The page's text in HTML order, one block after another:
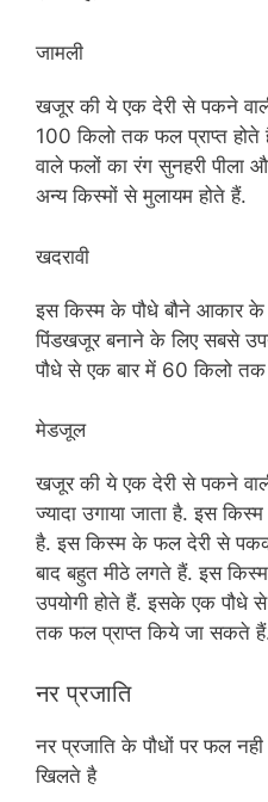
जामली
खजूर की ये एक देरी से पकने
100 किलो तक फल प्राप्त
वाले फलों का रंग सुनहरी पीला
अन्य किस्मों से मुलायम होते हैं.
खदरावी
इस किस्म के पौधे बौने आकार
पिंडखजूर बनाने के लिए सबसे
पौधे से एक बार में 60 किलो तक
मेडजूल
खजूर की ये एक देरी से पकने
ज्यादा उगाया जाता है. इस
है. इस किस्म के फल देरी से
बाद बहुत मीठे लगते हैं. इस
उपयोगी होते हैं. इसके एक पौधे
तक फल प्राप्त किये जा सकते
नर प्रजाति
नर प्रजाति के पौधों पर फल
खिलते है